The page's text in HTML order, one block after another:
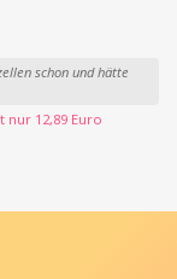
schon und hätte
nur 12,89 Euro